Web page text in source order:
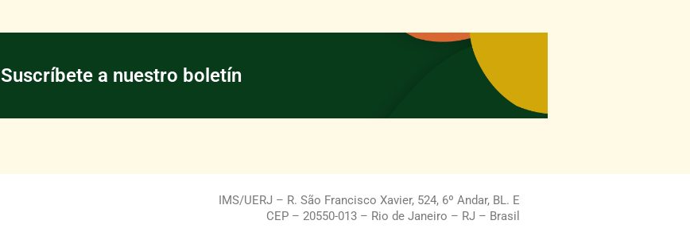
Suscríbete a nuestro boletín
IMS/UERJ – R. São Francisco Xavier, 524, 6º Andar, BL. E
CEP – 20550-013 – Rio de Janeiro – RJ – Brasil